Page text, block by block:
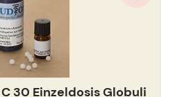
C 30 Einzeldosis Globuli